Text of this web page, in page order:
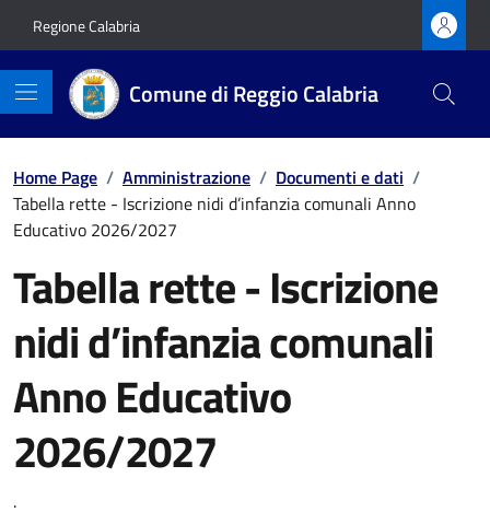
Regione Calabria
Comune di Reggio Calabria
Home Page / Amministrazione / Documenti e dati /
Tabella rette - Iscrizione nidi d’infanzia comunali Anno
Educativo 2026/2027
Tabella rette - Iscrizione
nidi d’infanzia comunali
Anno Educativo
2026/2027
.